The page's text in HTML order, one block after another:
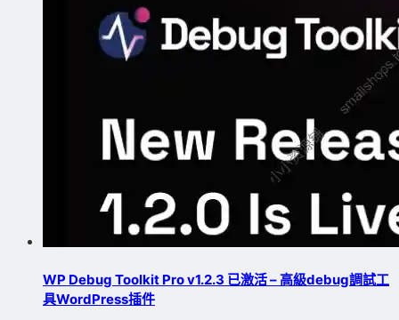
WP Debug Toolkit Pro v1.2.3 已激活 – 高級debug調試工
具WordPress插件